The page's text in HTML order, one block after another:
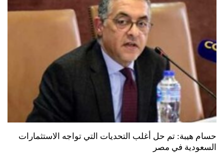
حسام هيبة: تم حل أغلب التحديات التي تواجه الاستثمارات
السعودية في مصر